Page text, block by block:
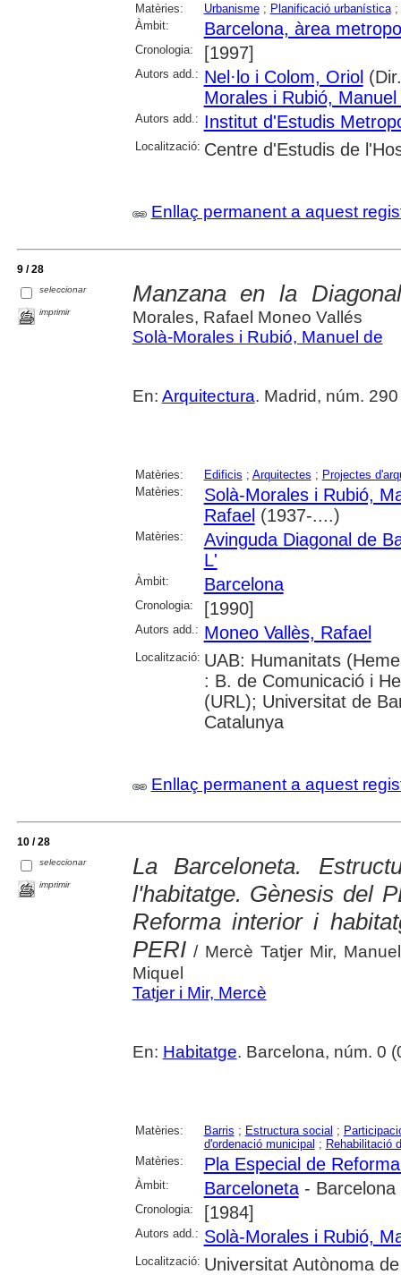
Matèries: Urbanisme; Planificació urbanística;
Àmbit:
Barcelona, àrea
Cronologia: [1997]
Autors add.: Nel·lo i Colom, Oriol
Morales i Rubió, Manuel
Autors add.: Institut d'Estudis
Localització: Centre d'Estudis de
Enllaç permanent a aquest
9 / 28
seleccionar
imprimir
Manzana en la
Morales, Rafael Moneo Vallés
Solà-Morales i Rubió, Manuel de
En: Arquitectura. Madrid, núm.
Matèries: Edificis ; Arquitectes ; Projectes
Matèries:
Solà-Morales i Rubió,
Rafael (1937-....)
Matèries:
Avinguda Diagonal de
L'
Àmbit: Barcelona
Cronologia: [1990]
Autors add.: Moneo Vallès, Rafael
Localització: UAB: Humanitats
: B. de Comunicació i
(URL); Universitat de
Catalunya
Enllaç permanent a aquest
10 / 28
seleccionar
imprimir
La Barceloneta.
l'habitatge. Gènesis del
Reforma interior i
PERI / Mercè Tatjer Mir,
Miquel
Tatjer i Mir, Mercè
En: Habitatge. Barcelona, núm. 0
Matèries: Barris ; Estructura social ;
d'ordenació municipal ; Rehabilitació
Matèries:
Pla Especial de
Àmbit: Barceloneta- Barcelona
Cronologia: [1984]
Autors add.: Solà-Morales i Rubió,
Localització: Universitat Autònoma